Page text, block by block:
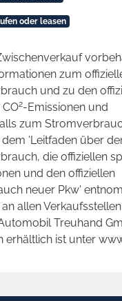
oder leasen
zum
und zu den
2-Emissionen und
zum
dem 'Leitfaden über
die offiziellen
und den offiziellen
neuer Pkw'
allen
Treuhand
erhältlich ist unter